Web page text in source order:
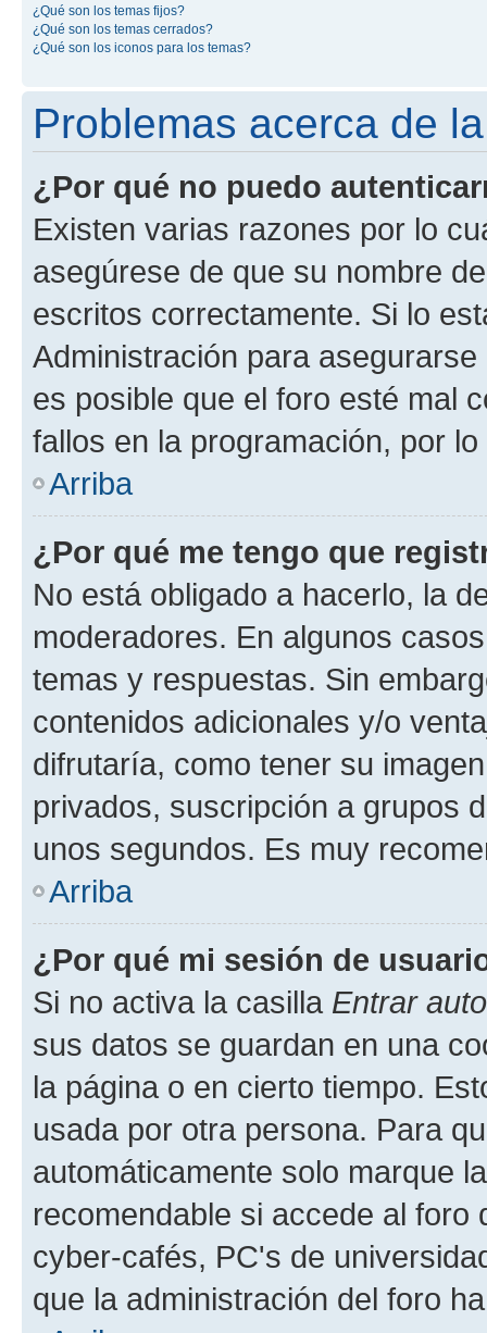
¿Qué son los temas fijos?
¿Qué son los temas cerrados?
¿Qué son los iconos para los temas?
Problemas acerca de
¿Por qué no puedo
Existen varias razones por lo
asegúrese de que su nombre
escritos correctamente. Si lo
Administración para
es posible que el foro esté mal
fallos en la programación, por
Arriba
¿Por qué me tengo que
No está obligado a hacerlo, la
moderadores. En algunos
temas y respuestas. Sin
contenidos adicionales y/o
difrutaría, como tener su
privados, suscripción a grupos
unos segundos. Es muy
Arriba
¿Por qué mi sesión de
Si no activa la casilla Entrar
sus datos se guardan en una
la página o en cierto tiempo.
usada por otra persona. Para
automáticamente solo marque
recomendable si accede al foro
cyber-cafés, PC's de
que la administración del foro